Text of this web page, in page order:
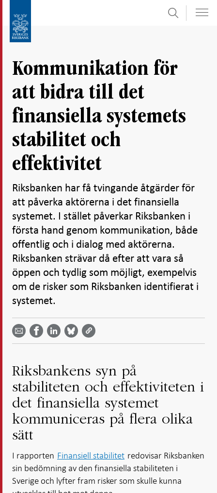
direkt
undersidor
Sök
Kommunikation för
att bidra till det
finansiella systemets
stabilitet och
effektivitet
Riksbanken har få tvingande åtgärder för
att påverka aktörerna i det finansiella
systemet. I stället påverkar Riksbanken i
första hand genom kommunikation, både
offentlig och i dialog med aktörerna.
Riksbanken strävar då efter att vara så
öppen och tydlig som möjligt, exempelvis
om de risker som Riksbanken identifierat i
systemet.
Dela
email -
Öppnas
Dela på
Facebook
- Öppnas
Dela på
LinkedIn
-
Öppnas
på
Bluesky
-
på
Twitter
-
Riksbankens syn på
stabiliteten och effektiviteten i
det finansiella systemet
kommuniceras på flera olika
sätt
I rapporten Finansiell stabilitet redovisar Riksbanken
sin bedömning av den finansiella stabiliteten i
Sverige och lyfter fram risker som skulle kunna